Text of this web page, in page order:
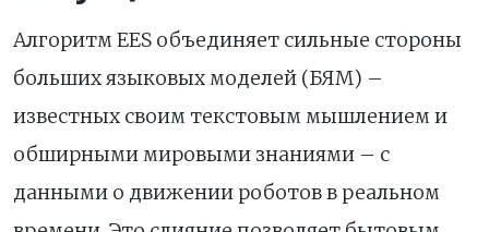
Алгоритм EES объединяет сильные стороны
больших языковых моделей (БЯМ) –
известных своим текстовым мышлением и
обширными мировыми знаниями – с
данными о движении роботов в реальном